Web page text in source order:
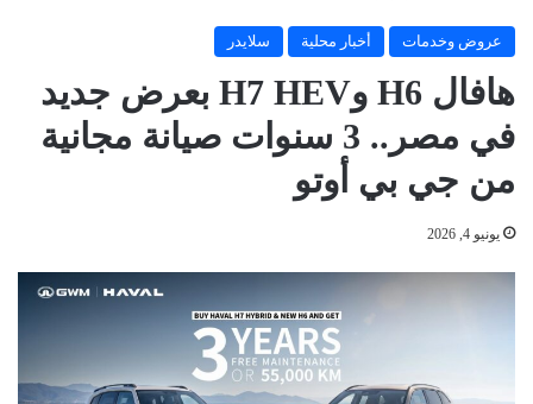
عروض وخدمات أخبار محلية سلايدر
هافال H6 وH7 HEV بعرض جديد
في مصر.. 3 سنوات صيانة مجانية
من جي بي أوتو
يونيو 4, 2026